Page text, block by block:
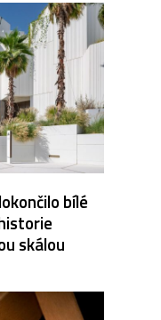
bílé
skálou